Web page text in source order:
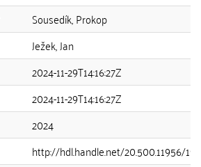
Sousedík, Prokop
Ježek, Jan
2024-11-29T14:16:27Z
2024-11-29T14:16:27Z
2024
http://hdl.handle.net/20.500.11956/